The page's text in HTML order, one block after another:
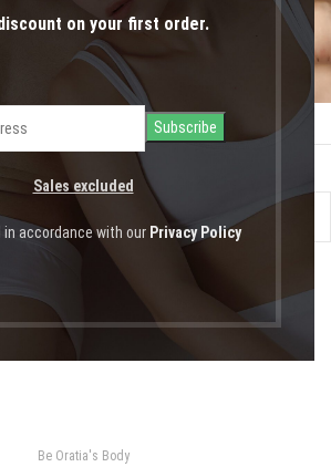
on your first order.
Sales excluded
in accordance with our Privacy Policy
με ετικέτα “μαγιό με αντηλιακή προστασία”
να ταιριάζει με την επιλογή σας.
Be Oratia's Body